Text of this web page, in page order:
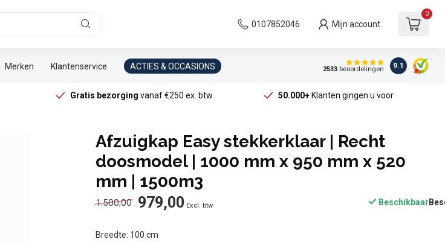
0107852046 Mijn account
0
Merken Klantenservice ACTIES & OCCASIONS 2533beoordelingen 9.1
Gratis bezorging vanaf €250 ex. btw 50.000+Klanten gingen u voor
Afzuigkap Easy stekkerklaar | Recht
doosmodel | 1000 mm x 950 mm x 520
mm | 1500m3
1.500,00 979,00 Excl. btw Beschikbaar
Breedte: 100 cm